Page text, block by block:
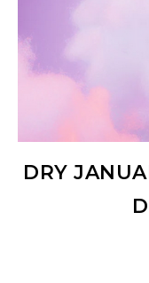
DRY